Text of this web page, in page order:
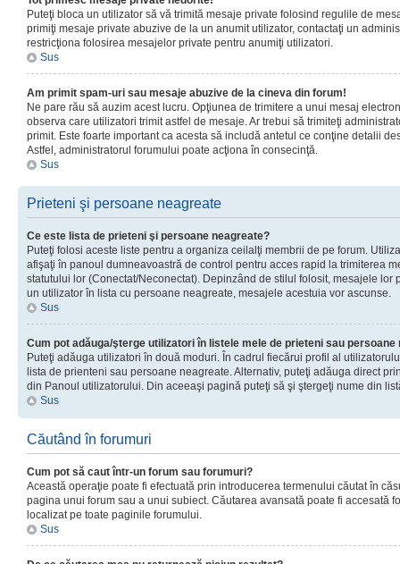
Puteţi bloca un utilizator să vă trimită mesaje private folosind regulile de
primiţi mesaje private abuzive de la un anumit utilizator, contactaţi un
restricţiona folosirea mesajelor private pentru anumiţi utilizatori.
Sus
Am primit spam-uri sau mesaje abuzive de la cineva din forum!
Ne pare rău să auzim acest lucru. Opţiunea de trimitere a unui mesaj
observa care utilizatori trimit astfel de mesaje. Ar trebui să trimiteţi
primit. Este foarte important ca acesta să includă antetul ce conţine detalii
Astfel, administratorul forumului poate acţiona în consecinţă.
Sus
Prieteni şi persoane neagreate
Ce este lista de prieteni şi persoane neagreate?
Puteţi folosi aceste liste pentru a organiza ceilalţi membrii de pe forum.
afişaţi în panoul dumneavoastră de control pentru acces rapid la trimiterea
statutului lor (Conectat/Neconectat). Depinzând de stilul folosit, mesajele lor
un utilizator în lista cu persoane neagreate, mesajele acestuia vor ascunse.
Sus
Cum pot adăuga/şterge utilizatori în listele mele de prieteni sau persoane
Puteţi adăuga utilizatori în două moduri. În cadrul fiecărui profil al
lista de prienteni sau persoane neagreate. Alternativ, puteţi adăuga direct
din Panoul utilizatorului. Din aceeaşi pagină puteţi să şi ştergeţi nume din
Sus
Căutând în forumuri
Cum pot să caut într-un forum sau forumuri?
Această operaţie poate fi efectuată prin introducerea termenului căutat în
pagina unui forum sau a unui subiect. Căutarea avansată poate fi accesată
localizat pe toate paginile forumului.
Sus